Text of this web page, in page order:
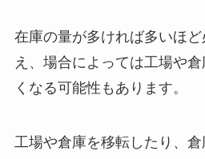
在庫の量が多ければ多いほ
え、場合によっては工場や
くなる可能性もあります。
工場や倉庫を移転したり、